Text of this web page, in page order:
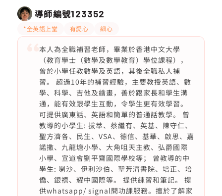
導師編號123352
*全英語上堂 有愛心 細心
本人為全職補習老師，畢業於香港中文大學
（教育學士（數學及數學教育）學位課程），
曾於小學任教數學及英語，其後全職私人補
習。 超過10年的補習經驗，主要教授英語、數
學、科學、吉他及繪畫，善於跟家長和學生溝
通，能有效跟學生互動，令學生更有效學習。
可提供廣東話、英語和簡單的普通話教學。 曾
教導的小學生: 拔萃、蔡繼有、英基、陳守仁、
聖方濟各、民生、VSA、德信、基華、啟思、嘉
諾撒、九龍塘小學、大角咀天主教、弘爵國際
小學、宣道會劉平齋國際學校等； 曾教導的中
學生: 喇沙、伊利沙伯、聖芳濟書院、培正、培
僑、銀禧、耀中國際等。 提供練習和筆記。 提
供whatsapp/ signal問功課服務。擅於了解家